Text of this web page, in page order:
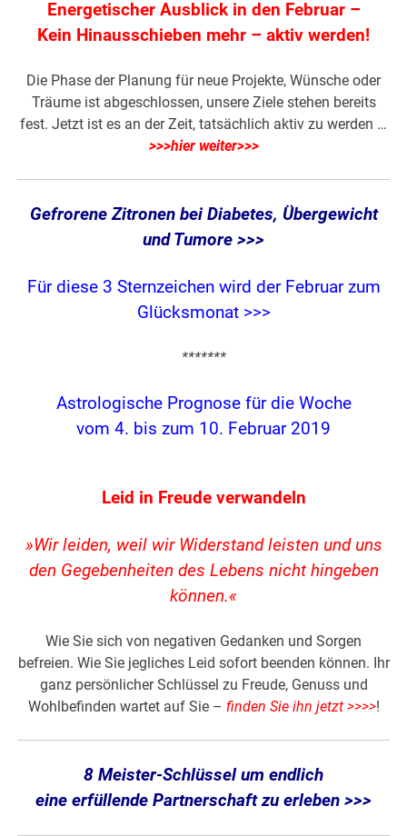
Energetischer Ausblick in den Februar –
Kein Hinausschieben mehr – aktiv werden!
Die Phase der Planung für neue Projekte, Wünsche oder
Träume ist abgeschlossen, unsere Ziele stehen bereits
fest. Jetzt ist es an der Zeit, tatsächlich aktiv zu werden …
>>>hier weiter>>>
Gefrorene Zitronen bei Diabetes, Übergewicht
und Tumore >>>
Für diese 3 Sternzeichen wird der Februar zum
Glücksmonat >>>
*******
Astrologische Prognose für die Woche
vom 4. bis zum 10. Februar 2019
Leid in Freude verwandeln
»Wir leiden, weil wir Widerstand leisten und uns
den Gegebenheiten des Lebens nicht hingeben
können.«
Wie Sie sich von negativen Gedanken und Sorgen
befreien. Wie Sie jegliches Leid sofort beenden können. Ihr
ganz persönlicher Schlüssel zu Freude, Genuss und
Wohlbefinden wartet auf Sie – finden Sie ihn jetzt >>>>!
8 Meister-Schlüssel um endlich
eine erfüllende Partnerschaft zu erleben >>>